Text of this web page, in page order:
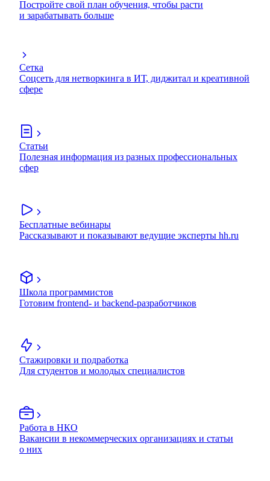
Постройте свой план обучения, чтобы расти
и зарабатывать больше
Сетка
Соцсеть для нетворкинга в ИТ, диджитал и креативной
сфере
Статьи
Полезная информация из разных профессиональных
сфер
Бесплатные вебинары
Рассказывают и показывают ведущие эксперты hh.ru
Школа программистов
Готовим frontend- и backend-разработчиков
Стажировки и подработка
Для студентов и молодых специалистов
Работа в НКО
Вакансии в некоммерческих организациях и статьи
о них